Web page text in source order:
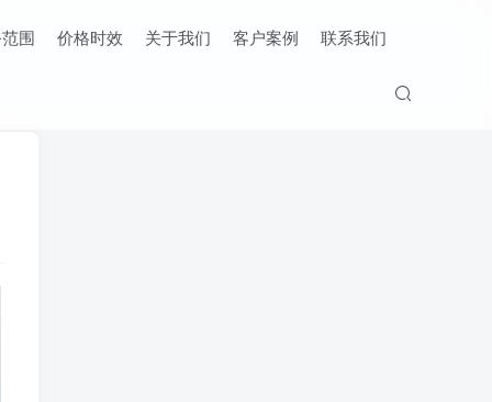
围 价格时效 关于我们 客户案例 联系我们